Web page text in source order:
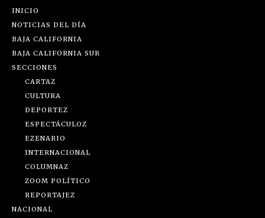
INICIO
NOTICIAS DEL DÍA
BAJA CALIFORNIA
BAJA CALIFORNIA SUR
SECCIONES
CARTAZ
CULTURA
DEPORTEZ
ESPECTÁCULOZ
EZENARIO
INTERNACIONAL
COLUMNAZ
ZOOM POLÍTICO
REPORTAJEZ
NACIONAL